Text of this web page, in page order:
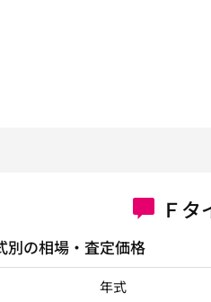
Ｆ
別の相場・査定価格
年式